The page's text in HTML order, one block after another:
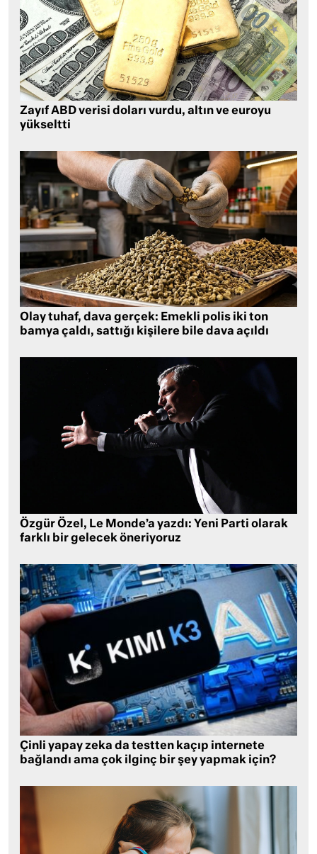
Zayıf ABD verisi doları vurdu, altın ve euroyu
yükseltti
Olay tuhaf, dava gerçek: Emekli polis iki ton
bamya çaldı, sattığı kişilere bile dava açıldı
Özgür Özel, Le Monde’a yazdı: Yeni Parti olarak
farklı bir gelecek öneriyoruz
Çinli yapay zeka da testten kaçıp internete
bağlandı ama çok ilginç bir şey yapmak için?